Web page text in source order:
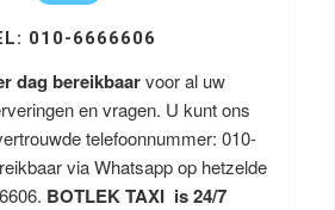
010-6666606
dag bereikbaarvoor al uw
en vragen. U kunt ons
telefoonnummer: 010-
via Whatsapp op hetzelde
BOTLEK TAXI is 24/7